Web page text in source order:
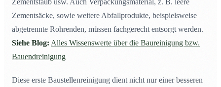
Zementstaub usw. Auch Verpackungsmaterial, z. B. leere
Zementsäcke, sowie weitere Abfallprodukte, beispielsweise
abgetrennte Rohrenden, müssen fachgerecht entsorgt werden.
Siehe Blog: Alles Wissenswerte über die Baureinigung bzw.
Bauendreinigung
Diese erste Baustellenreinigung dient nicht nur einer besseren